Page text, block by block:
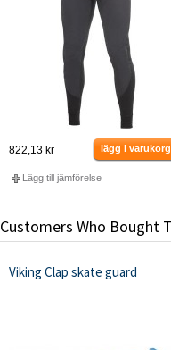
822,13 kr lägg i
Lägg till jämförelse
Customers Who Bought
Viking Clap skate guard